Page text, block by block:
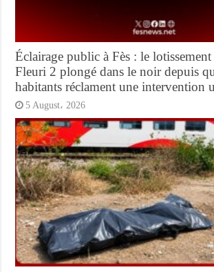
Éclairage public à Fès : le
Fleuri 2 plongé dans le noir depuis
habitants réclament une intervention
5 August، 2026